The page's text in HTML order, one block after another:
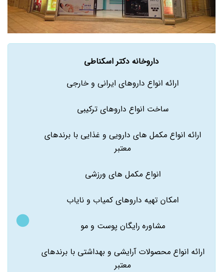
داروخانه دکتر اسکناطی
ارائه انواع داروهای ایرانی و خارجی
ساخت انواع داروهای ترکیبی
ارائه انواع مکمل های دارویی و غذایی با برندهای
معتبر
انواع مکمل های ورزشی
امکان تهیه داروهای کمیاب و نایاب
مشاوره رایگان پوست و مو
ارائه انواع محصولات آرایشی و بهداشتی با برندهای
معتبر